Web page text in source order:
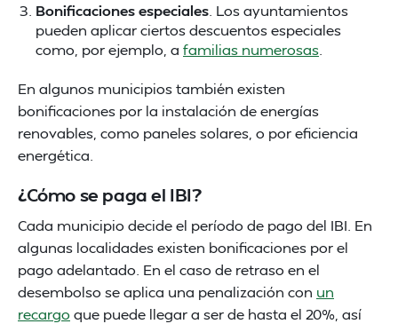
Bonificaciones especiales . Los ayuntamientos
pueden aplicar ciertos descuentos especiales
como, por ejemplo, a familias numerosas
En algunos municipios también existen
bonificaciones por la instalación de energías
renovables, como paneles solares, o por eficiencia
energética.
¿Cómo se paga el IBI?
Cada municipio decide el período de pago del IBI. En
algunas localidades existen bonificaciones por el
pago adelantado. En el caso de retraso en el
desembolso se aplica una penalización con un
recargo que puede llegar a ser de hasta el 20%, así